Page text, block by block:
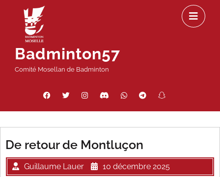
contenu
Badminton57
Comité Mosellan de Badminton
Facebook
Twitter InstagramDiscordWhatsAppTelegram
De retour de Montluçon
Guillaume Lauer 10 décembre 2025